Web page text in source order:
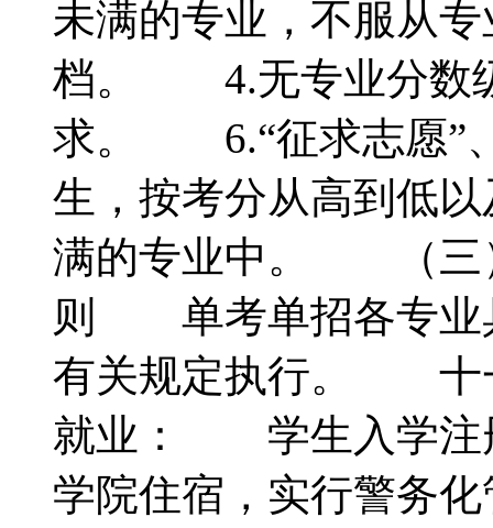
未满的专业，不服从
档。 4.无专业分数
求。 6.“征求志愿”、
生，按考分从高到低
满的专业中。 （三
则 单考单招各专业
有关规定执行。 十
就业： 学生入学注
学院住宿，实行警务